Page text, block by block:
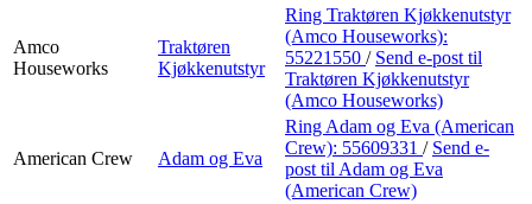
Amco
Houseworks
Traktøren
Kjøkkenutstyr
Ring Traktøren Kjøkkenutstyr
(Amco Houseworks):
55221550 / Send e-post til
Traktøren Kjøkkenutstyr
(Amco Houseworks)
American Crew Adam og Eva
Ring Adam og Eva (American
Crew): 55609331 / Send e-
post til Adam og Eva
(American Crew)